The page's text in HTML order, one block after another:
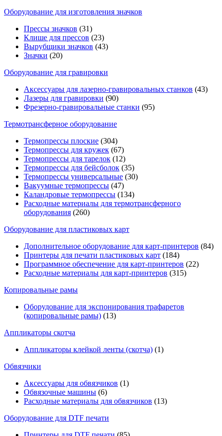
Оборудование для изготовления значков
Прессы значков (31)
Клише для прессов (23)
Вырубщики значков (43)
Значки (20)
Оборудование для гравировки
Аксессуары для лазерно-гравировальных станков (43)
Лазеры для гравировки (90)
Фрезерно-гравировальные станки (95)
Термотрансферное оборудование
Термопрессы плоские (304)
Термопрессы для кружек (67)
Термопрессы для тарелок (12)
Термопрессы для бейсболок (35)
Термопрессы универсальные (30)
Вакуумные термопрессы (47)
Каландровые термопрессы (134)
Расходные материалы для термотрансферного
оборудования (260)
Оборудование для пластиковых карт
Дополнительное оборудование для карт-принтеров (84)
Принтеры для печати пластиковых карт (184)
Программное обеспечение для карт-принтеров (22)
Расходные материалы для карт-принтеров (315)
Копировальные рамы
Оборудование для экспонирования трафаретов
(копировальные рамы) (13)
Аппликаторы скотча
Аппликаторы клейкой ленты (скотча) (1)
Обвязчики
Аксессуары для обвязчиков (1)
Обвязочные машины (6)
Расходные материалы для обвязчиков (13)
Оборудование для DTF печати